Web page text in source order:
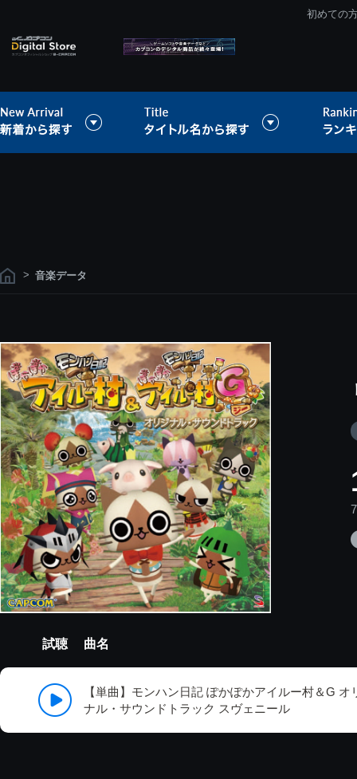
初めての
> 音楽データ
試聴 曲名
【単曲】モンハン日記 ぽかぽかアイルー村＆G オ
ナル・サウンドトラック スヴェニール